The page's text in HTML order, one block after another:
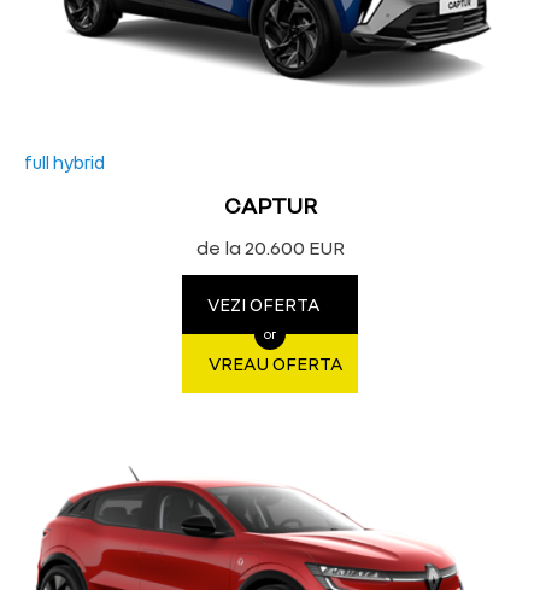
full hybrid
CAPTUR
de la 20.600 EUR
VEZI OFERTA
or
VREAU OFERTA